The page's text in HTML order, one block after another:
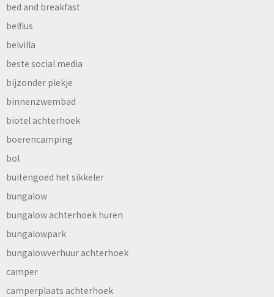
bed and breakfast
belfius
belvilla
beste social media
bijzonder plekje
binnenzwembad
biotel achterhoek
boerencamping
bol
buitengoed het sikkeler
bungalow
bungalow achterhoek huren
bungalowpark
bungalowverhuur achterhoek
camper
camperplaats achterhoek